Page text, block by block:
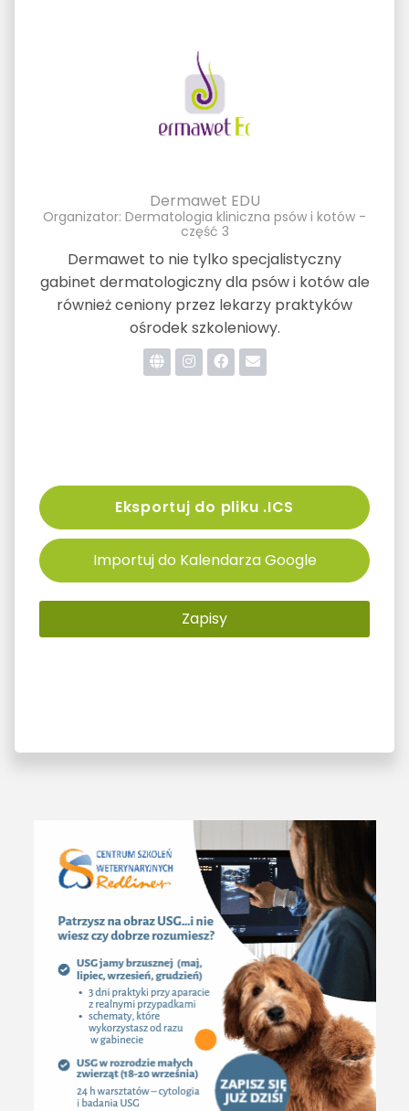
Dermawet EDU
Organizator: Dermatologia kliniczna psów i kotów -
część 3
Dermawet to nie tylko specjalistyczny
gabinet dermatologiczny dla psów i kotów ale
również ceniony przez lekarzy praktyków
ośrodek szkoleniowy.
Eksportuj do pliku .ICS
Importuj do Kalendarza Google
Zapisy